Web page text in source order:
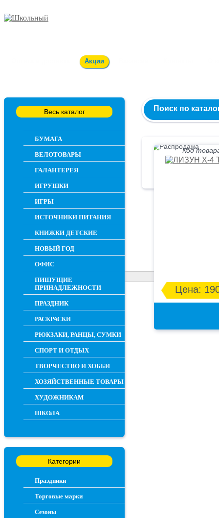
Акции
Весь каталог
БУМАГА
ВЕЛОТОВАРЫ
ГАЛАНТЕРЕЯ
ИГРУШКИ
ИГРЫ
ИСТОЧНИКИ ПИТАНИЯ
КНИЖКИ ДЕТСКИЕ
НОВЫЙ ГОД
ОФИС
ПИШУЩИЕ
ПРИНАДЛЕЖНОСТИ
ПРАЗДНИК
РАСКРАСКИ
РЮКЗАКИ, РАНЦЫ, СУМКИ
СПОРТ И ОТДЫХ
ТВОРЧЕСТВО И ХОББИ
ХОЗЯЙСТВЕННЫЕ ТОВАРЫ
ХУДОЖНИКАМ
ШКОЛА
Категории
Праздники
Торговые марки
Сезоны
Поиск по
Код
Цена: